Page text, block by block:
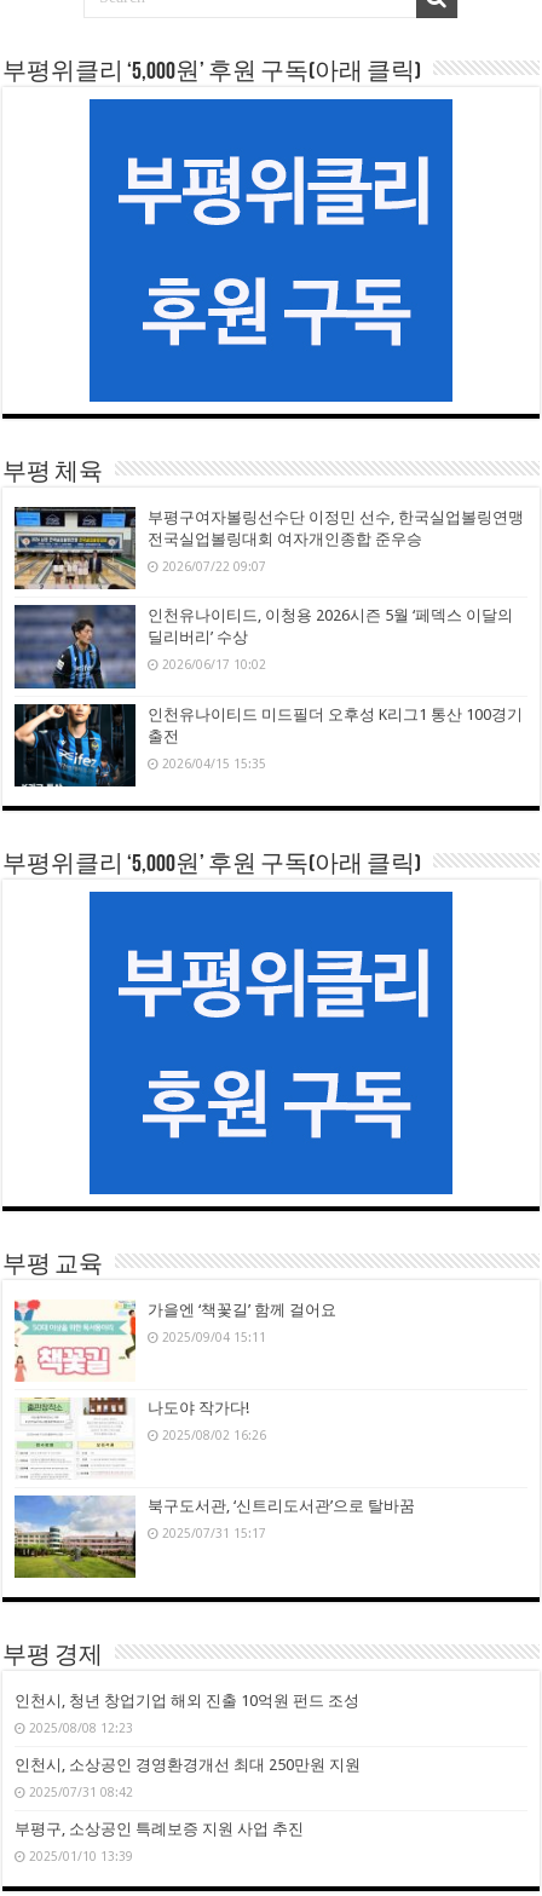
부평위클리 ‘5,000원’ 후원 구독(아래 클릭)
부평 체육
부평구여자볼링선수단 이정민 선수, 한국실업볼링연맹
전국실업볼링대회 여자개인종합 준우승
2026/07/22 09:07
인천유나이티드, 이청용 2026시즌 5월 ‘페덱스 이달의
딜리버리’ 수상
2026/06/17 10:02
인천유나이티드 미드필더 오후성 K리그1 통산 100경기
출전
2026/04/15 15:35
부평위클리 ‘5,000원’ 후원 구독(아래 클릭)
부평 교육
가을엔 ‘책꽃길’ 함께 걸어요
2025/09/04 15:11
나도야 작가다!
2025/08/02 16:26
북구도서관, ‘신트리도서관’으로 탈바꿈
2025/07/31 15:17
부평 경제
인천시, 청년 창업기업 해외 진출 10억원 펀드 조성
2025/08/08 12:23
인천시, 소상공인 경영환경개선 최대 250만원 지원
2025/07/31 08:42
부평구, 소상공인 특례보증 지원 사업 추진
2025/01/10 13:39